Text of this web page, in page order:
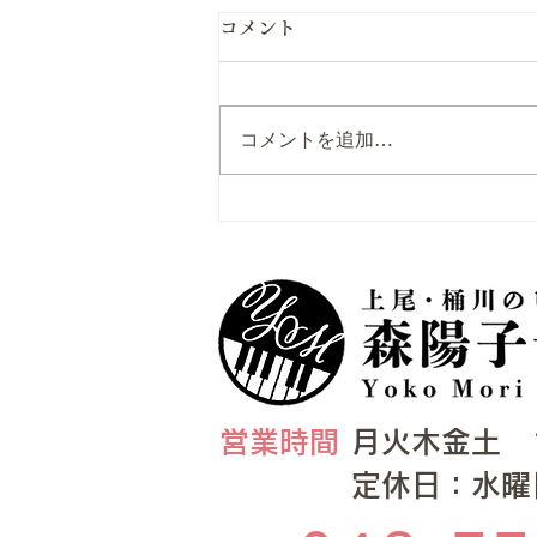
ピティナステップ2024
コメント
コメントを追加…
​​営業時間
月火木金
定休日：水